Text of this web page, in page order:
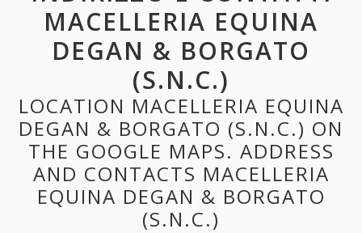
MACELLERIA EQUINA
DEGAN & BORGATO
(S.N.C.)
LOCATION MACELLERIA EQUINA
DEGAN & BORGATO (S.N.C.) ON
THE GOOGLE MAPS. ADDRESS
AND CONTACTS MACELLERIA
EQUINA DEGAN & BORGATO
(S.N.C.)